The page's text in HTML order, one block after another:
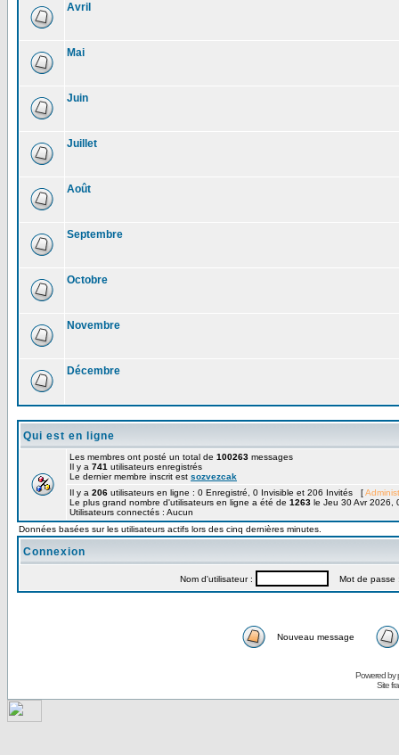
Avril
Mai
Juin
Juillet
Août
Septembre
Octobre
Novembre
Décembre
Qui est en ligne
Les membres ont posté un total de 100263 messages
Il y a 741 utilisateurs enregistrés
Le dernier membre inscrit est sozvezcak
Il y a 206 utilisateurs en ligne : 0 Enregistré, 0 Invisible et 206 Invités [
Le plus grand nombre d'utilisateurs en ligne a été de 1263 le Jeu 30 Avr 2026,
Utilisateurs connectés : Aucun
Données basées sur les utilisateurs actifs lors des cinq dernières minutes.
Connexion
Nom d'utilisateur : Mot de passe
Nouveau message
Powered by
Site